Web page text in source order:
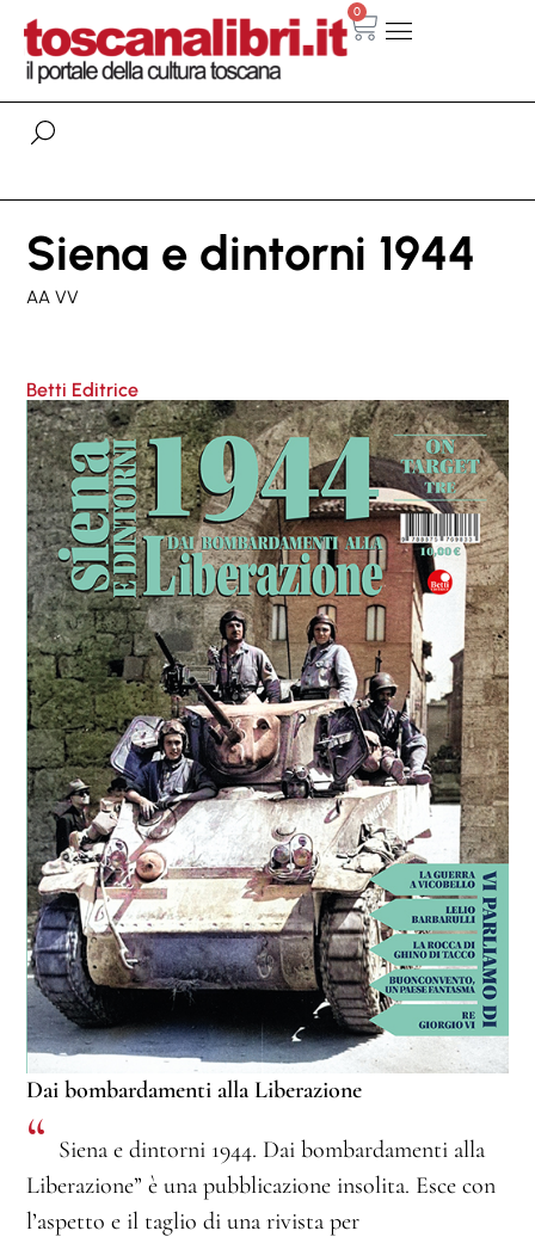
0
Siena e dintorni 1944
AA VV
Betti Editrice
Dai bombardamenti alla Liberazione
“ Siena e dintorni 1944. Dai bombardamenti alla
Liberazione” è una pubblicazione insolita. Esce con
l’aspetto e il taglio di una rivista per